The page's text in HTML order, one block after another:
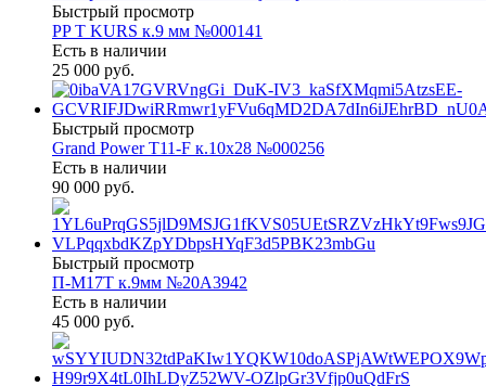
Быстрый просмотр
PP T KURS к.9 мм №000141
Есть в наличии
25 000 руб.
Быстрый просмотр
Grand Power T11-F к.10х28 №000256
Есть в наличии
90 000 руб.
Быстрый просмотр
П-М17Т к.9мм №20А3942
Есть в наличии
45 000 руб.